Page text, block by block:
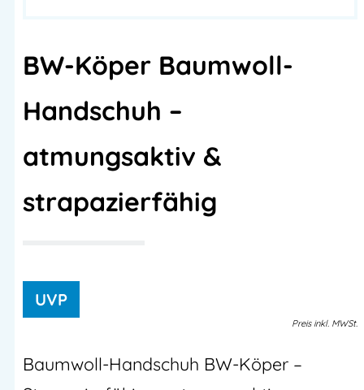
BW-Köper Baumwoll-
Handschuh –
atmungsaktiv &
strapazierfähig
Preis inkl. MWSt.
Baumwoll-Handschuh BW-Köper –